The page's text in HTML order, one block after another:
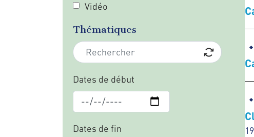
Vidéo
Thématiques
Dates de début
Dates de fin